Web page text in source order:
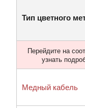
Тип цветного
Перейдите на
узнать
Медный кабель